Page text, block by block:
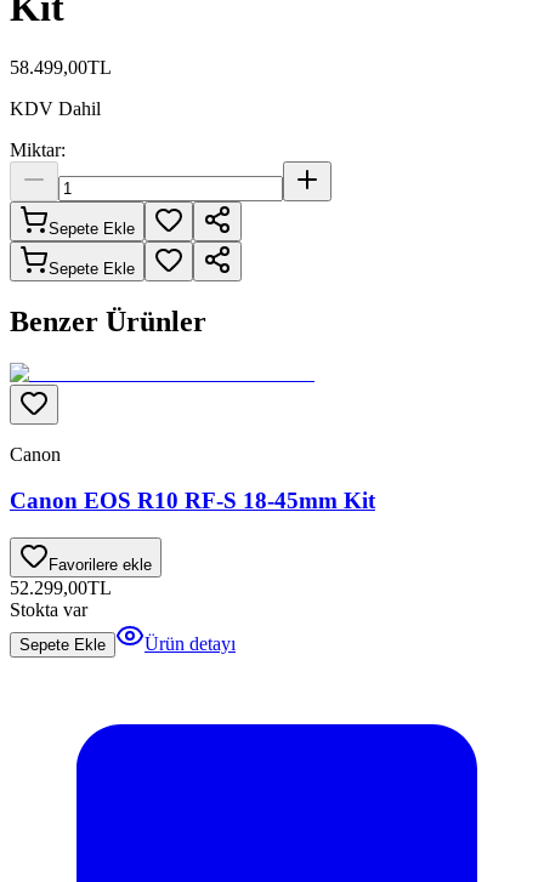
58.499,00TL
KDV Dahil
Miktar:
Sepete Ekle
Sepete Ekle
Benzer Ürünler
Canon
Canon EOS R10 RF-S 18-45mm Kit
Favorilere ekle
52.299,00TL
Stokta var
Sepete Ekle Ürün detayı